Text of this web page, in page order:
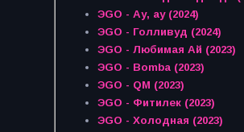
ЭGO - Ау, ау (2024)
ЭGO - Голливуд (2024)
ЭGO - Любимая Ай (2023)
ЭGO - Bomba (2023)
ЭGO - QM (2023)
ЭGO - Фитилек (2023)
ЭGO - Холодная (2023)